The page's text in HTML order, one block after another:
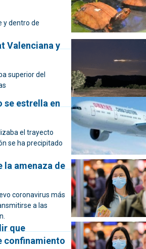
y dentro de
Valenciana y
superior del
se estrella en
el trayecto
se ha precipitado
la amenaza de
coronavirus más
a las
que
confinamiento